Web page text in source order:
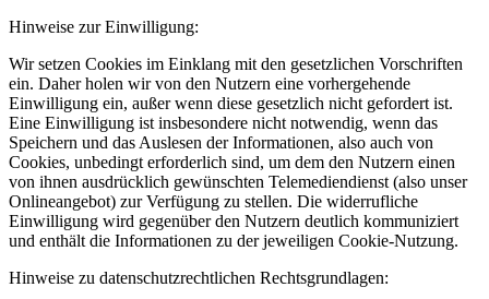
Hinweise zur Einwilligung:
Wir setzen Cookies im Einklang mit den gesetzlichen Vorschriften
ein. Daher holen wir von den Nutzern eine vorhergehende
Einwilligung ein, außer wenn diese gesetzlich nicht gefordert ist.
Eine Einwilligung ist insbesondere nicht notwendig, wenn das
Speichern und das Auslesen der Informationen, also auch von
Cookies, unbedingt erforderlich sind, um dem den Nutzern einen
von ihnen ausdrücklich gewünschten Telemediendienst (also unser
Onlineangebot) zur Verfügung zu stellen. Die widerrufliche
Einwilligung wird gegenüber den Nutzern deutlich kommuniziert
und enthält die Informationen zu der jeweiligen Cookie-Nutzung.
Hinweise zu datenschutzrechtlichen Rechtsgrundlagen: